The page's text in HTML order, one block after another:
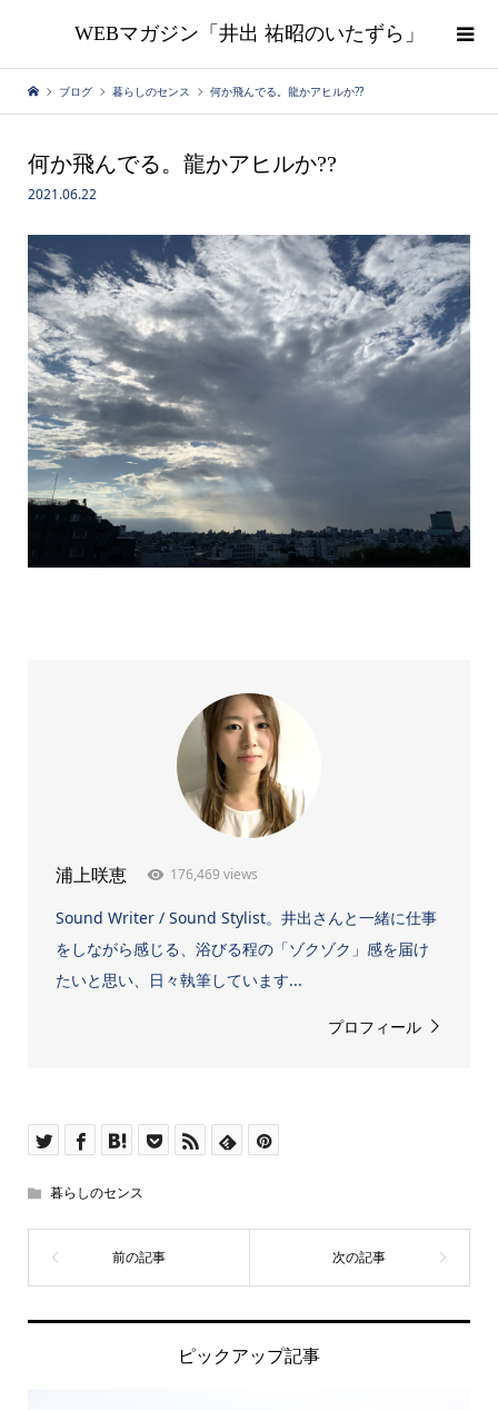
WEBマガジン「井出 祐昭のいたずら」
ブログ 暮らしのセンス 何か飛んでる。龍かアヒルか??
何か飛んでる。龍かアヒルか??
2021.06.22
浦上咲恵 176,469 views
Sound Writer / Sound Stylist。井出さんと一緒に仕事
をしながら感じる、浴びる程の「ゾクゾク」感を届け
たいと思い、日々執筆しています...
プロフィール
暮らしのセンス
ピックアップ記事